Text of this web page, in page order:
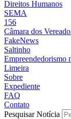
Direitos Humanos
SEMA
156
Câmara dos
FakeNews
Saltinho
Empreendedorismo
Limeira
Sobre
Expediente
FAQ
Contato
Pesquisar Notícia